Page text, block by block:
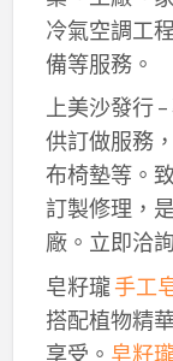
冷氣空調工
備等服務。
上美沙發行
供訂做服務
布椅墊等。
訂製修理，
廠。立即洽
皂籽瓏手工
搭配植物精
享受。 皂籽